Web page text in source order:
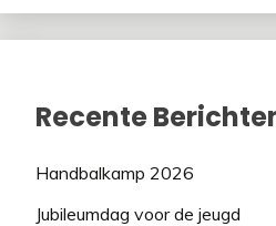
Recente
Handbalkamp 2026
Jubileumdag voor de jeugd